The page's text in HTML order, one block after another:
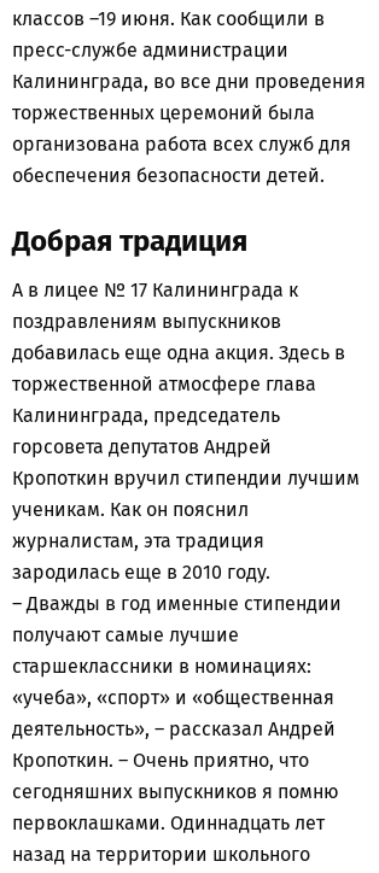
классов –19 июня. Как сообщили в
пресс-службе администрации
Калининграда, во все дни проведения
торжественных церемоний была
организована работа всех служб для
обеспечения безопасности детей.
Добрая традиция
А в лицее № 17 Калининграда к
поздравлениям выпускников
добавилась еще одна акция. Здесь в
торжественной атмосфере глава
Калининграда, председатель
горсовета депутатов Андрей
Кропоткин вручил стипендии лучшим
ученикам. Как он пояснил
журналистам, эта традиция
зародилась еще в 2010 году.
– Дважды в год именные стипендии
получают самые лучшие
старшеклассники в номинациях:
«учеба», «спорт» и «общественная
деятельность», – рассказал Андрей
Кропоткин. – Очень приятно, что
сегодняшних выпускников я помню
первоклашками. Одиннадцать лет
назад на территории школьного